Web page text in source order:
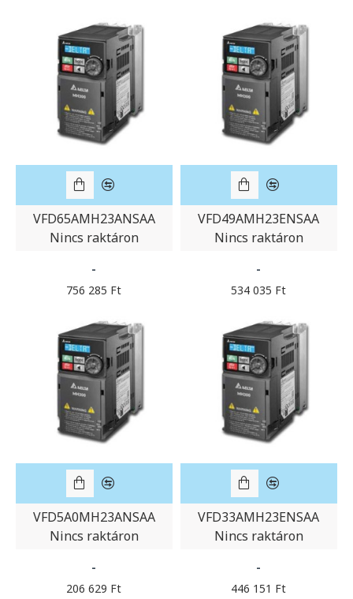
VFD65AMH23ANSAA
Nincs raktáron
-
756 285 Ft
VFD49AMH23ENSAA
Nincs raktáron
-
534 035 Ft
VFD5A0MH23ANSAA
Nincs raktáron
-
206 629 Ft
VFD33AMH23ENSAA
Nincs raktáron
-
446 151 Ft